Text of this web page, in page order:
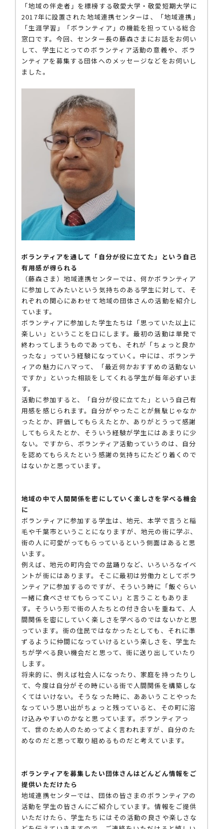
「地域の伴走者」を標榜する敬愛大学・敬愛短期大学に
2017年に設置された地域連携センターは、「地域連携」
「生涯学習」「ボランティア」の機能を担っている総合
窓口です。今回、センター長の藤森さまにお話をお伺い
して、学生にとってのボランティア活動の意義や、ボラ
ンティアを募集する団体へのメッセージなどをお伺いし
ました。
ボランティアを通して「自分が役に立てた」という自己
有用感が得られる
（藤森さま）地域連携センターでは、何かボランティア
に参加してみたいという気持ちのある学生に対して、そ
れぞれの関心にあわせて地域の団体さんの活動を紹介し
ています。
ボランティアに参加した学生たちは「思っていた以上に
楽しい」ということを口にします。最初の活動は単発で
終わってしまうものであっても、それが「ちょっと良か
ったな」っていう経験になっていく。中には、ボランテ
ィアの魅力にハマって、「最近何かおすすめの活動ない
ですか」といった相談をしてくれる学生が毎年必ずいま
す。
活動に参加すると、「自分が役に立てた」という自己有
用感を感じられます。自分がやったことが無駄じゃなか
ったとか、評価してもらえたとか、ありがとうって感謝
してもらえたとか、そういう経験が学生にはあまりに少
ない。ですから、ボランティア活動っていうのは、自分
を認めてもらえたという感謝の気持ちにたどり着くので
はないかと思っています。
地域の中で人間関係を密にしていく楽しさを学べる機会
に
ボランティアに参加する学生は、地元、本学で言うと稲
毛や千葉市ということになりますが、地元の街に学ぶ、
街の人に可愛がってもらっているという側面はあると思
います。
例えば、地元の町内会での盆踊りなど、いろいろなイベ
ントが街にはあります。そこに最初は労働力としてボラ
ンティアに参加するのですが、そういう時に「飯ぐらい
一緒に食べさせてもらってこい」と言うこともありま
す。そういう形で街の人たちとの付き合いを重ねて、人
間関係を密にしていく楽しさを学べるのではないかと思
っています。街の住民ではなかったとしても、それに準
ずるように仲間になっていけるという楽しさを、学生た
ちが学べる良い機会だと思って、街に送り出していたり
します。
将来的に、例えば社会人になったり、家庭を持ったりし
て、今度は自分がその時にいる街で人間関係を構築しな
くてはいけない。そうなった時に、ああいうことやった
なっていう思い出がちょっと残っていると、その町に溶
け込みやすいのかなと思っています。ボランティアっ
て、世のため人のためってよく言われますが、自分のた
めなのだと思って取り組めるものだと考えています。
ボランティアを募集したい団体さんはどんどん情報をご
提供いただけたら
地域連携センターでは、団体の皆さまのボランティアの
活動を学生の皆さんにご紹介しています。情報をご提供
いただけたら、学生たちにはその活動の良さや楽しさな